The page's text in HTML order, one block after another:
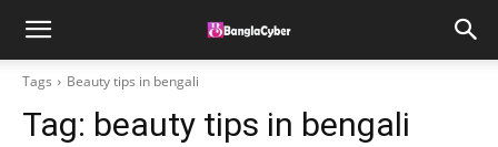
Tags Beauty tips in bengali
Tag: beauty tips in bengali